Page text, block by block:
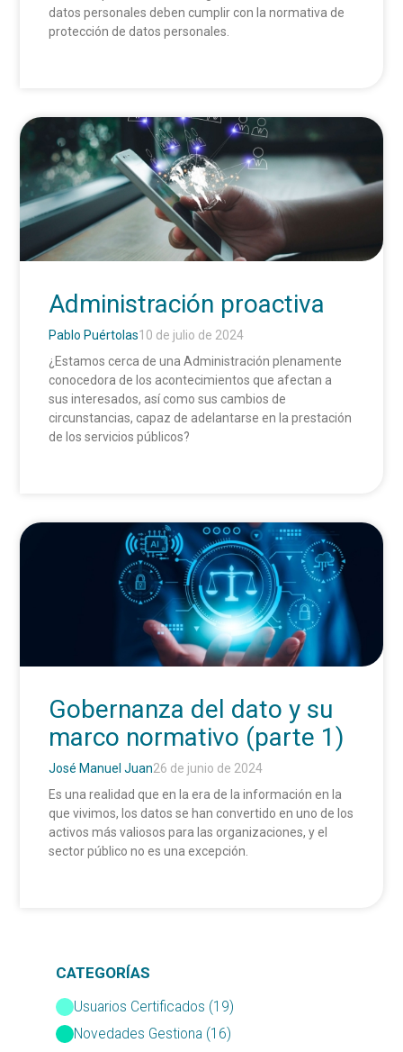
datos personales deben cumplir con la normativa de
protección de datos personales.
Administración proactiva
Pablo Puértolas10 de julio de 2024
¿Estamos cerca de una Administración plenamente
conocedora de los acontecimientos que afectan a
sus interesados, así como sus cambios de
circunstancias, capaz de adelantarse en la prestación
de los servicios públicos?
Gobernanza del dato y su
marco normativo (parte 1)
José Manuel Juan26 de junio de 2024
Es una realidad que en la era de la información en la
que vivimos, los datos se han convertido en uno de los
activos más valiosos para las organizaciones, y el
sector público no es una excepción.
CATEGORÍAS
Usuarios Certificados (19)
Novedades Gestiona (16)